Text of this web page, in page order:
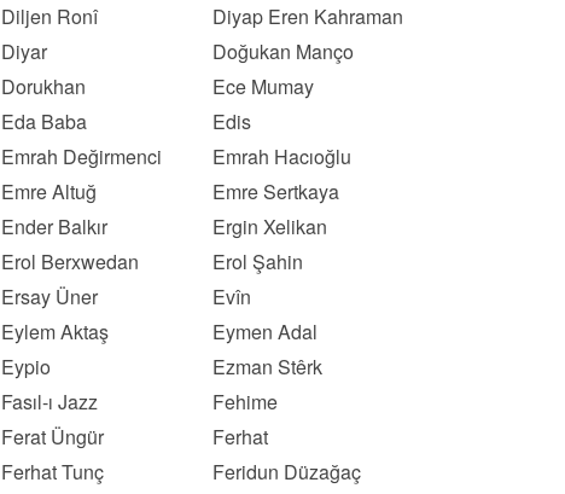
Diljen Ronî
Diyap Eren Kahraman
Diyar
Doğukan Manço
Dorukhan
Ece Mumay
Eda Baba
Edis
Emrah Değirmenci
Emrah Hacıoğlu
Emre Altuğ
Emre Sertkaya
Ender Balkır
Ergin Xelikan
Erol Berxwedan
Erol Şahin
Ersay Üner
Evîn
Eylem Aktaş
Eymen Adal
Eypio
Ezman Stêrk
Fasıl-ı Jazz
Fehime
Ferat Üngür
Ferhat
Ferhat Tunç
Feridun Düzağaç